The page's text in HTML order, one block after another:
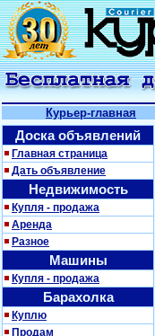
Курьер-главная
Доска объявлений
Главная страница
Дать объявление
Недвижимость
Купля - продажа
Аренда
Разное
Машины
Купля - продажа
Барахолка
Куплю
Продам